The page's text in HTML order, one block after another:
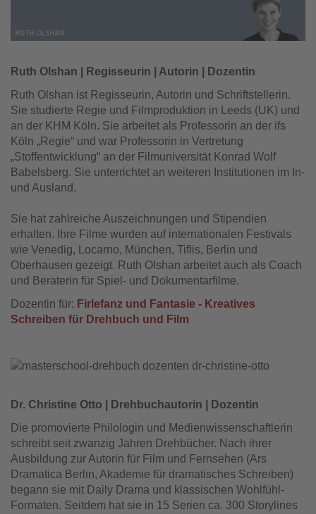
Ruth Olshan | Regisseurin | Autorin | Dozentin
Ruth Olshan ist Regisseurin, Autorin und Schriftstellerin.
Sie studierte Regie und Filmproduktion in Leeds (UK) und
an der KHM Köln. Sie arbeitet als Professorin an der ifs
Köln „Regie“ und war Professorin in Vertretung
„Stoffentwicklung“ an der Filmuniversität Konrad Wolf
Babelsberg. Sie unterrichtet an weiteren Institutionen im In-
und Ausland.
Sie hat zahlreiche Auszeichnungen und Stipendien
erhalten. Ihre Filme wurden auf internationalen Festivals
wie Venedig, Locarno, München, Tiflis, Berlin und
Oberhausen gezeigt. Ruth Olshan arbeitet auch als Coach
und Beraterin für Spiel- und Dokumentarfilme.
Dozentin für: Firlefanz und Fantasie - Kreatives
Schreiben für Drehbuch und Film
Dr. Christine Otto | Drehbuchautorin | Dozentin
Die promovierte Philologin und Medienwissenschaftlerin
schreibt seit zwanzig Jahren Drehbücher. Nach ihrer
Ausbildung zur Autorin für Film und Fernsehen (Ars
Dramatica Berlin, Akademie für dramatisches Schreiben)
begann sie mit Daily Drama und klassischen Wohlfühl-
Formaten. Seitdem hat sie in 15 Serien ca. 300 Storylines